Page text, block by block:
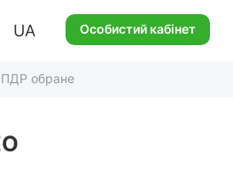
UA Особистий кабінет
ПДР обране